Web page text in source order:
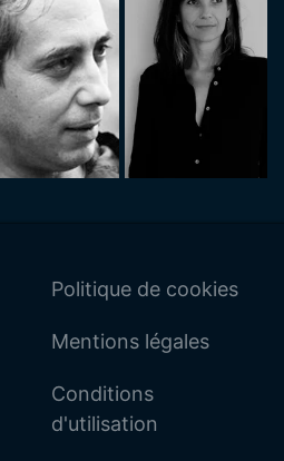
Politique de cookies
Mentions légales
Conditions
d'utilisation